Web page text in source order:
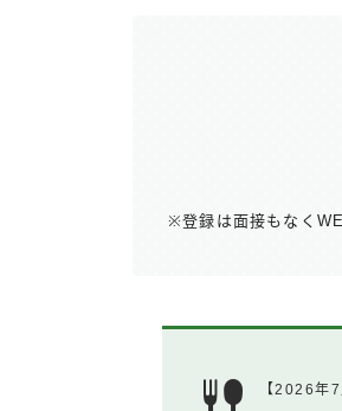
※登録は面接もなく
【2026年